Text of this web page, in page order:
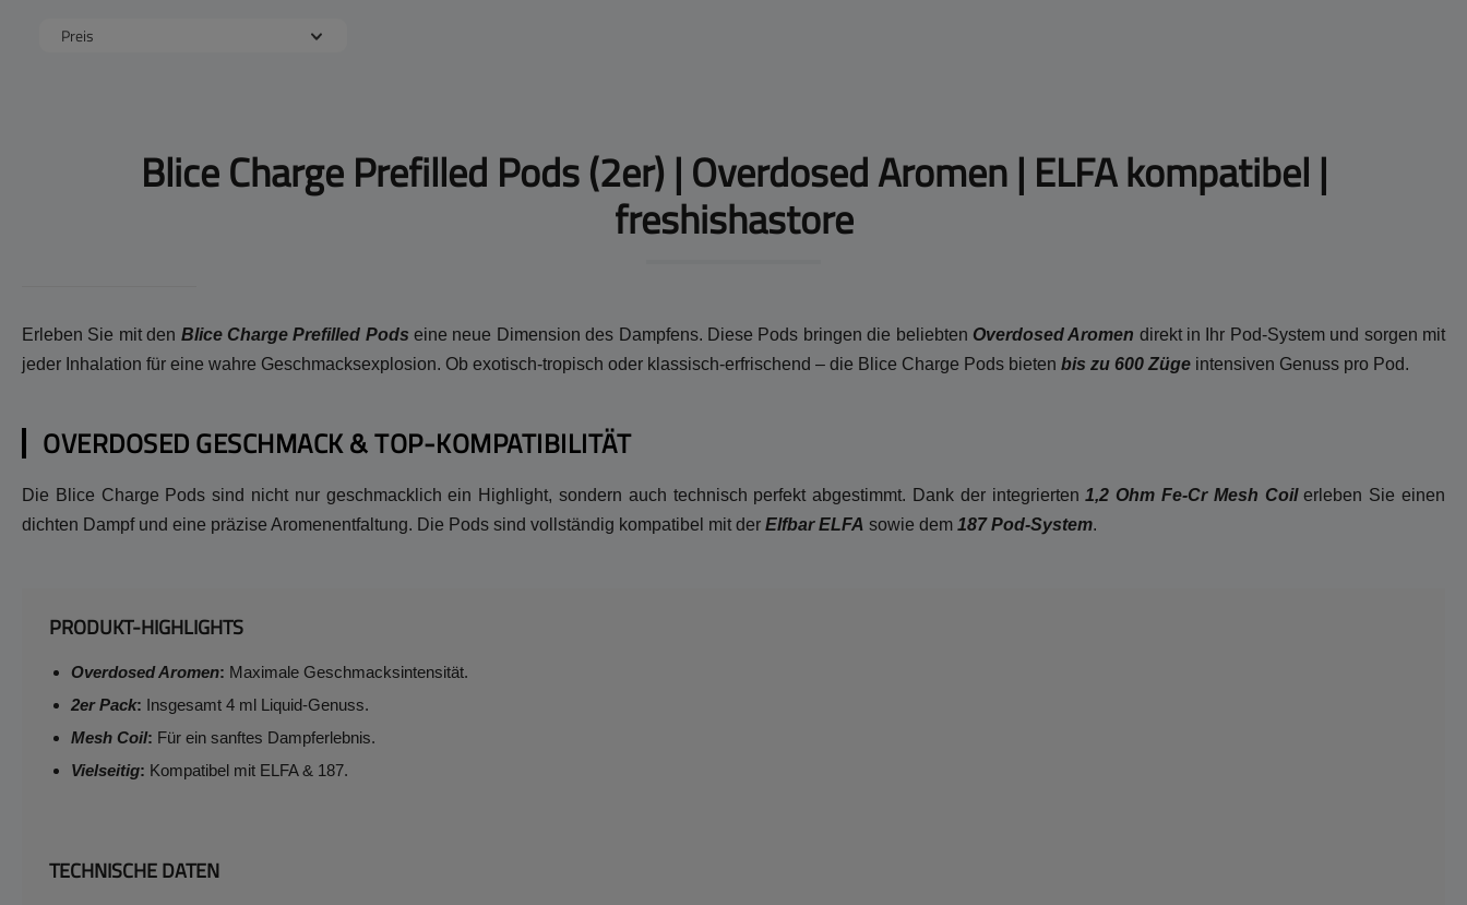
Preis
Blice Charge Prefilled Pods (2er) | Overdosed Aromen | ELFA kompatibel |
freshishastore
Erleben Sie mit den Blice Charge Prefilled Pods eine neue Dimension des Dampfens. Diese Pods bringen die beliebten Overdosed Aromen direkt in Ihr Pod-System und sorgen mit
jeder Inhalation für eine wahre Geschmacksexplosion. Ob exotisch-tropisch oder klassisch-erfrischend – die Blice Charge Pods bieten bis zu 600 Züge intensiven Genuss pro Pod.
OVERDOSED GESCHMACK & TOP-KOMPATIBILITÄT
Die Blice Charge Pods sind nicht nur geschmacklich ein Highlight, sondern auch technisch perfekt abgestimmt. Dank der integrierten1,2 Ohm Fe-Cr Mesh Coilerleben Sie einen
dichten Dampf und eine präzise Aromenentfaltung. Die Pods sind vollständig kompatibel mit der Elfbar ELFA sowie dem 187 Pod-System.
PRODUKT-HIGHLIGHTS
Overdosed Aromen: Maximale Geschmacksintensität.
2er Pack: Insgesamt 4 ml Liquid-Genuss.
Mesh Coil: Für ein sanftes Dampferlebnis.
Vielseitig: Kompatibel mit ELFA & 187.
TECHNISCHE DATEN